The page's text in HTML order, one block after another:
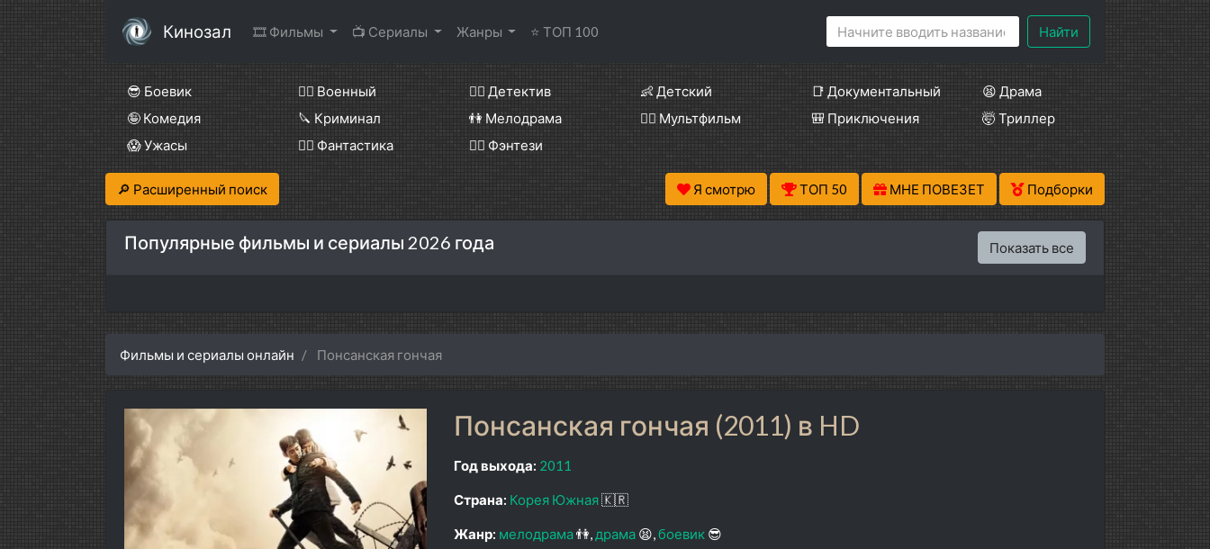
Кинозал 🎞 Фильмы 📺 Сериалы Жанры ⭐ ТОП 100 Найти
😎 Боевик 👨‍✈️ Военный 🕵️‍♂️ Детектив 👶 Детский 📑 Документальный
😫 Драма
🤪 Комедия
🔪 Криминал 👫 Мелодрама 🧚‍♀️ Мультфильм 🎒 Приключения
🤯 Триллер
😱 Ужасы
🧙‍♀️ Фантастика 🧝‍♂️ Фэнтези
🔎 Расширенный поиск Я смотрю ТОП 50 МНЕ ПОВЕЗЕТ Подборки
Популярные фильмы и сериалы 2026 года Показать все
Фильмы и сериалы онлайн Понсанская гончая
Понсанская гончая (2011) в HD
Год выхода: 2011
Страна: Корея Южная🇰🇷
Жанр: мелодрама👫 драма 😫 боевик 😎